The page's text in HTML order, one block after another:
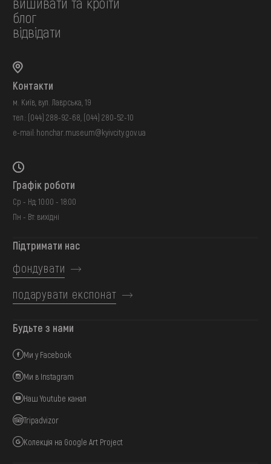
блог
відвідати
Контакти
м. Київ, вул. Лаврська, 19
тел.: (044) 288-92-68 (044) 280-52-10
e-mail: honchar.museum@kyivcity.gov.ua
Графік роботи
Ср - Нд: 10:00 - 18:00
Пн - Вт: вихідні
Підтримати нас
фондувати
подарувати експонат
Будьте з нами
Ми у Facebook
Ми в Instagram
Наш Youtube канал
Tripadvizor
Колекція на Google Art Project